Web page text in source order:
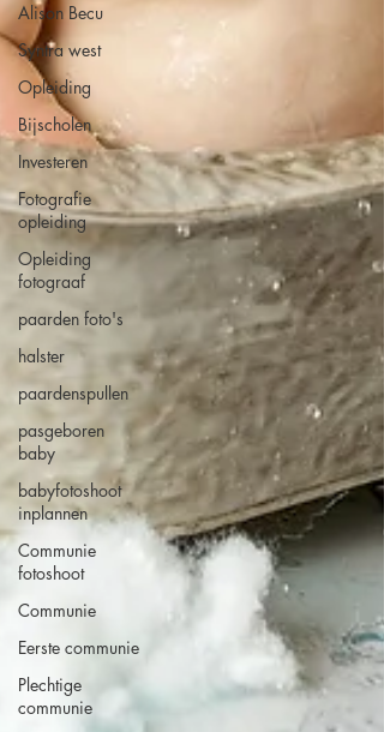
Alison Becu
Syntra west
Opleiding
Bijscholen
Investeren
Fotografie
opleiding
Opleiding
fotograaf
paarden foto's
halster
paardenspullen
pasgeboren
baby
babyfotoshoot
inplannen
Communie
fotoshoot
Communie
Eerste communie
Plechtige
communie